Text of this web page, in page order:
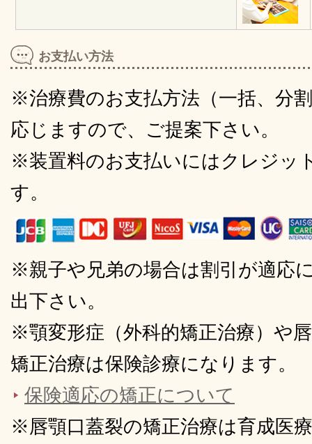
お支払い方法
※治療費のお支払方法（一括、分
応じますので、ご提案下さい。
※装置料のお支払いにはクレジッ
す。
※親子や兄弟の場合は割引が適応
出下さい。
※顎変形症（外科的矯正治療）や
矯正治療は保険診療になります。
保険適応の矯正について
※唇顎口蓋裂の矯正治療は育成医